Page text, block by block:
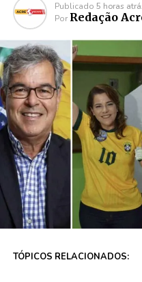
Publicado 5 horas
Por Redação
TÓPICOS RELACIONADOS: